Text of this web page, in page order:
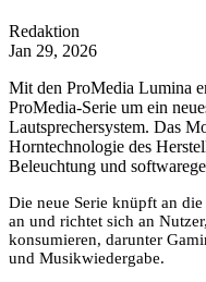
Redaktion
Jan 29, 2026
Mit den ProMedia Lumina
ProMedia-Serie um ein
Lautsprechersystem. Das
Horntechnologie des
Beleuchtung und
Die neue Serie knüpft an
an und richtet sich an
konsumieren, darunter
und Musikwiedergabe.